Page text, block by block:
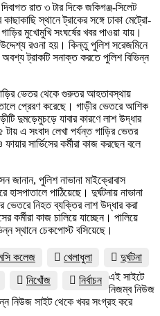
রাত ৩ টার দিকে জকিগঞ্জ-সিলেট
স্থানে ট্রাকের সঙ্গে ঢাকা মেট্রো-
মুখোমুখি সংঘর্ষের খবর পাওয়া যায়।
রওনা হয়। কিন্তু পুলিশ সরেজমিনে
ট্রাকটি সনাক্ত করতে পুলিশ বিভিন্ন
ভেতর থেকে গুরুতর আহতাবস্থায়
প্রেরণ করেছে। গাড়ীর ভেতরে আশিক
দুমড়েমুচড়ে যাবার কারণে লাশ উদ্ধার
এ সংবাদ লেখা পর্যন্ত গাড়ির ভেতর
সার্ভিসের কর্মীরা কাজ করছেন বলে
জানান, পুলিশ নাভানা মাইক্রোবাস
পাঠিয়েছে। দুর্ঘটনায় নাভানা
ভেতরে নিহত ব্যক্তির লাশ উদ্ধার করা
কর্মীরা কাজ চালিয়ে যাচ্ছেন। পালিয়ে
স্থানে চেকপোস্ট বসিয়েছে।
কলেজ খেলাধুলা
দুর্ঘটনা
নিখোঁজ
নির্বাচন এই সাইটে
নিজম্ব নিউজ
নিউজ সাইট থেকে খবর সংগ্রহ করে